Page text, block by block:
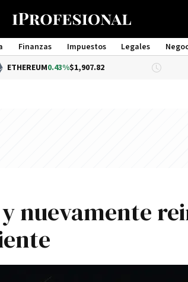
Finanzas Impuestos Legales
Management
0.43%$1,907.82
nuevamente